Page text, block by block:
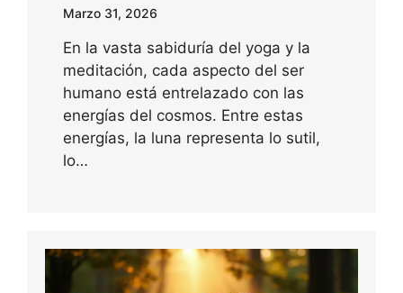
Marzo 31, 2026
En la vasta sabiduría del yoga y la
meditación, cada aspecto del ser
humano está entrelazado con las
energías del cosmos. Entre estas
energías, la luna representa lo sutil,
lo…